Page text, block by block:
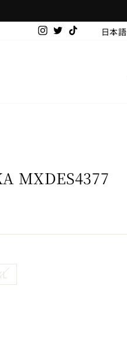
Instagram
TwitterTikTok言
日本語
MXDES4377